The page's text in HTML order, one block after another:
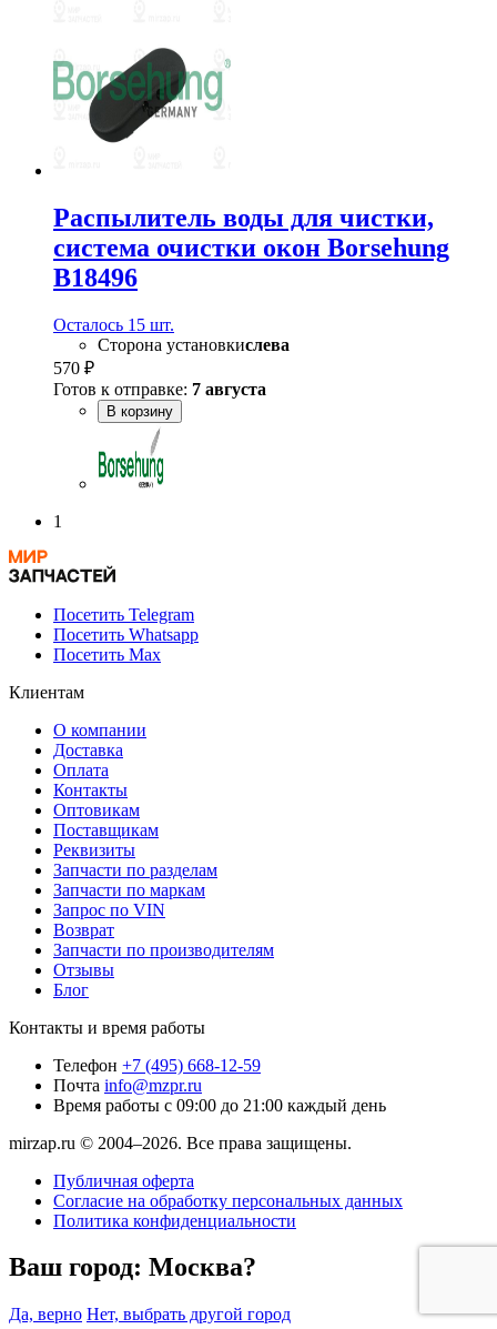
Распылитель воды для чистки,
система очистки окон Borsehung
B18496
Осталось 15 шт.
Сторона установкислева
570 ₽
Готов к отправке: 7 августа
В корзину
1
Посетить Telegram
Посетить Whatsapp
Посетить Max
Клиентам
О компании
Доставка
Оплата
Контакты
Оптовикам
Поставщикам
Реквизиты
Запчасти по разделам
Запчасти по маркам
Запрос по VIN
Возврат
Запчасти по производителям
Отзывы
Блог
Контакты и время работы
Телефон +7 (495) 668-12-59
Почта info@mzpr.ru
Время работы с 09:00 до 21:00 каждый день
mirzap.ru © 2004–2026. Все права защищены.
Публичная оферта
Согласие на обработку персональных данных
Политика конфиденциальности
Ваш город: Москва?
Да, верно Нет, выбрать другой город